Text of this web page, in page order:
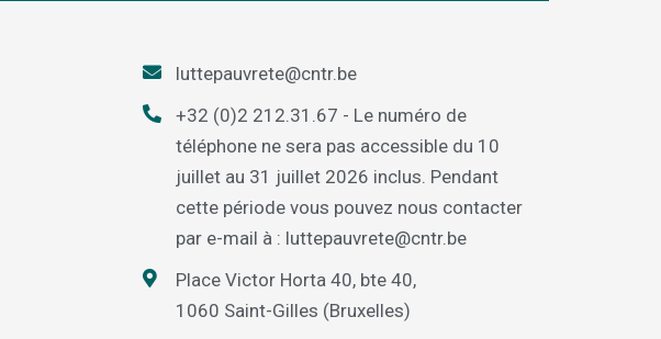
luttepauvrete@cntr.be
+32 (0)2 212.31.67 - Le numéro de
téléphone ne sera pas accessible du 10
juillet au 31 juillet 2026 inclus. Pendant
cette période vous pouvez nous contacter
par e-mail à : luttepauvrete@cntr.be
Place Victor Horta 40, bte 40,
1060 Saint-Gilles (Bruxelles)